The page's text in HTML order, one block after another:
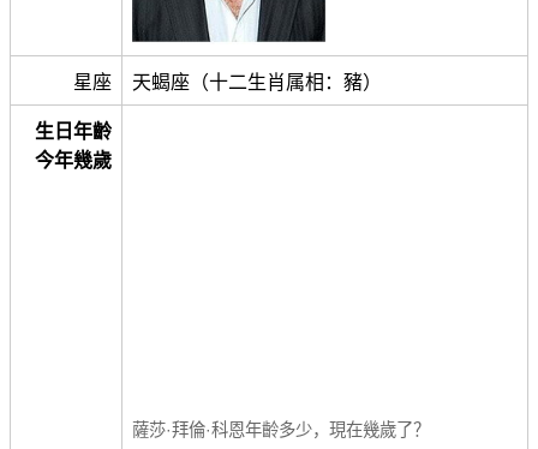
星座 天蝎座（十二生肖属相：豬）
生日年齡
今年幾歲
薩莎·拜倫·科恩年齡多少，現在幾歲了？